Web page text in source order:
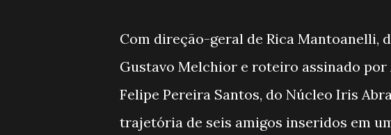
Com direção-geral de Rica Mantoanelli,
Gustavo Melchior e roteiro assinado por
Felipe Pereira Santos, do Núcleo Iris
trajetória de seis amigos inseridos em